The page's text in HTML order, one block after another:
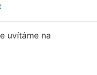
uvítáme na